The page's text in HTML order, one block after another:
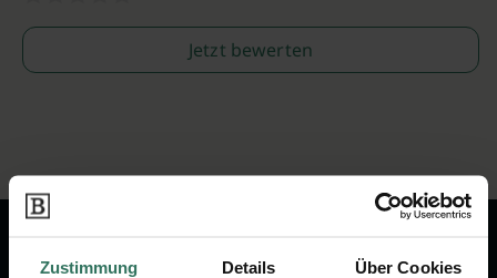
Zustimmung Details Über Cookies
Jetzt bewerten